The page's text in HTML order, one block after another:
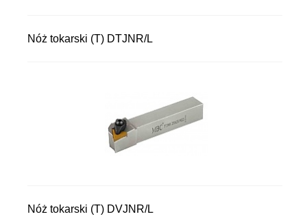
Nóż tokarski (T) DTJNR/L
Nóż tokarski (T) DVJNR/L